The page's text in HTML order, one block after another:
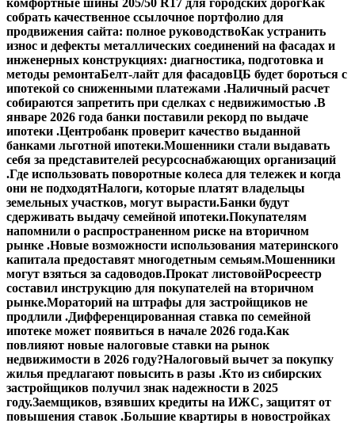
комфортные шины 205/50 R17 для городских дорогКак
собрать качественное ссылочное портфолио для
продвижения сайта: полное руководствоКак устранить
износ и дефекты металлических соединений на фасадах и
инженерных конструкциях: диагностика, подготовка и
методы ремонтаБелт-лайт для фасадовЦБ будет бороться с
ипотекой со сниженными платежами .Наличный расчет
собираются запретить при сделках с недвижимостью .В
январе 2026 года банки поставили рекорд по выдаче
ипотеки .Центробанк проверит качество выданной
банками льготной ипотеки.Мошенники стали выдавать
себя за представителей ресурсоснабжающих организаций
.Где использовать поворотные колеса для тележек и когда
они не подходятНалоги, которые платят владельцы
земельных участков, могут вырасти.Банки будут
сдерживать выдачу семейной ипотеки.Покупателям
напомнили о распространенном риске на вторичном
рынке .Новые возможности использования материнского
капитала предоставят многодетным семьям.Мошенники
могут взяться за садоводов.Прокат листовойРосреестр
составил инструкцию для покупателей на вторичном
рынке.Мораторий на штрафы для застройщиков не
продлили .Дифференцированная ставка по семейной
ипотеке может появиться в начале 2026 года.Как
повлияют новые налоговые ставки на рынок
недвижимости в 2026 году?Налоговый вычет за покупку
жилья предлагают повысить в разы .Кто из сибирских
застройщиков получил знак надежности в 2025
году.Заемщиков, взявших кредиты на ИЖС, защитят от
повышения ставок .Большие квартиры в новостройках